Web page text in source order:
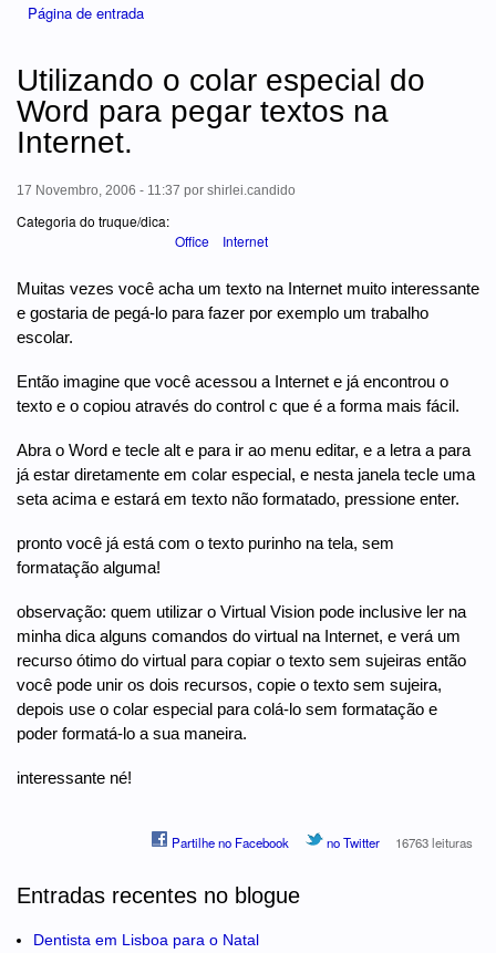
Página de entrada
Utilizando o colar especial do
Word para pegar textos na
Internet.
17 Novembro, 2006 - 11:37 por shirlei.candido
Categoria do truque/dica:
Office
Internet
Muitas vezes você acha um texto na Internet muito interessante
e gostaria de pegá-lo para fazer por exemplo um trabalho
escolar.
Então imagine que você acessou a Internet e já encontrou o
texto e o copiou através do control c que é a forma mais fácil.
Abra o Word e tecle alt e para ir ao menu editar, e a letra a para
já estar diretamente em colar especial, e nesta janela tecle uma
seta acima e estará em texto não formatado, pressione enter.
pronto você já está com o texto purinho na tela, sem
formatação alguma!
observação: quem utilizar o Virtual Vision pode inclusive ler na
minha dica alguns comandos do virtual na Internet, e verá um
recurso ótimo do virtual para copiar o texto sem sujeiras então
você pode unir os dois recursos, copie o texto sem sujeira,
depois use o colar especial para colá-lo sem formatação e
poder formatá-lo a sua maneira.
interessante né!
Partilhe no Facebook no Twitter 16763 leituras
Entradas recentes no blogue
Dentista em Lisboa para o Natal